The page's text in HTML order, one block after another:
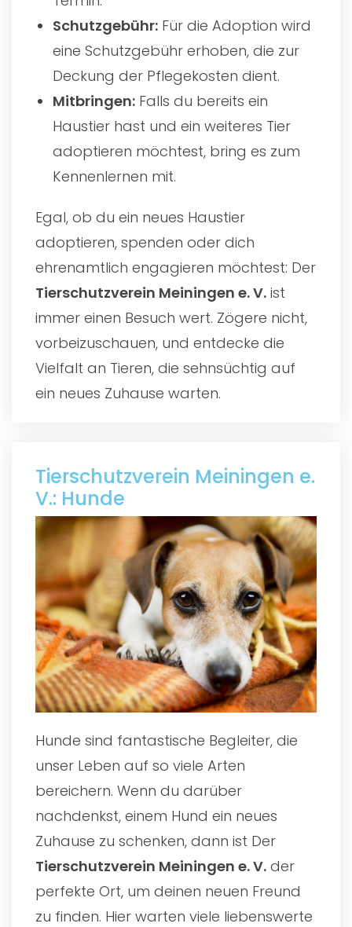
Schutzgebühr: Für die Adoption wird
eine Schutzgebühr erhoben, die zur
Deckung der Pflegekosten dient.
Mitbringen: Falls du bereits ein
Haustier hast und ein weiteres Tier
adoptieren möchtest, bring es zum
Kennenlernen mit.
Egal, ob du ein neues Haustier
adoptieren, spenden oder dich
ehrenamtlich engagieren möchtest: Der
Tierschutzverein Meiningen e. V. ist
immer einen Besuch wert. Zögere nicht,
vorbeizuschauen, und entdecke die
Vielfalt an Tieren, die sehnsüchtig auf
ein neues Zuhause warten.
Tierschutzverein Meiningen e.
V.: Hunde
Hunde sind fantastische Begleiter, die
unser Leben auf so viele Arten
bereichern. Wenn du darüber
nachdenkst, einem Hund ein neues
Zuhause zu schenken, dann ist Der
Tierschutzverein Meiningen e. V. der
perfekte Ort, um deinen neuen Freund
zu finden. Hier warten viele liebenswerte